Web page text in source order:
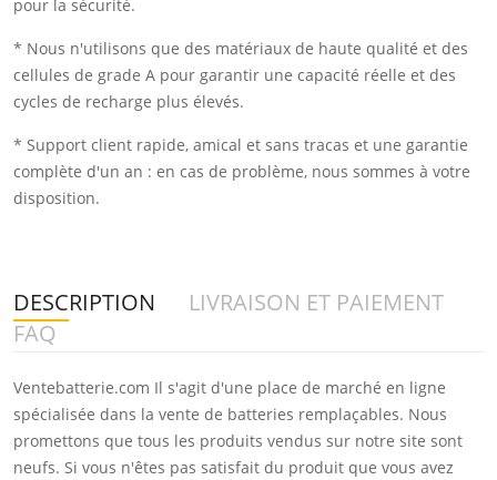
pour la sécurité.
* Nous n'utilisons que des matériaux de haute qualité et des
cellules de grade A pour garantir une capacité réelle et des
cycles de recharge plus élevés.
* Support client rapide, amical et sans tracas et une garantie
complète d'un an : en cas de problème, nous sommes à votre
disposition.
DESCRIPTION
LIVRAISON ET PAIEMENT
FAQ
Ventebatterie.com Il s'agit d'une place de marché en ligne
spécialisée dans la vente de batteries remplaçables. Nous
promettons que tous les produits vendus sur notre site sont
neufs. Si vous n'êtes pas satisfait du produit que vous avez